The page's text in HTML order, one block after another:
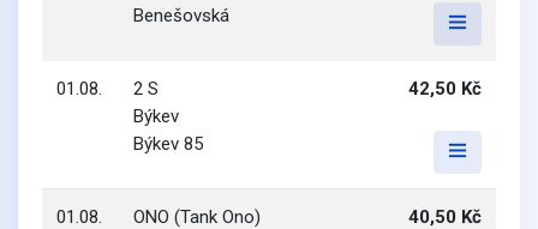
Benešovská
01.08.
2 S
Býkev
Býkev 85
42,50 Kč
01.08.
ONO (Tank Ono)
40,50 Kč